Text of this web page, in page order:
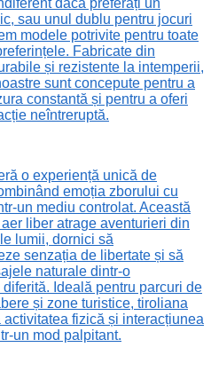
dacă preferați un
sau unul dublu pentru jocuri
modele potrivite pentru toate
Fabricate din
și rezistente la intemperii,
sunt concepute pentru a
constantă și pentru a oferi
neîntreruptă.
o experiență unică de
emoția zborului cu
un mediu controlat. Această
liber atrage aventurieri din
lumii, dornici să
senzația de libertate și să
naturale dintr-o
Ideală pentru parcuri de
și zone turistice, tiroliana
fizică și interacțiunea
un mod palpitant.